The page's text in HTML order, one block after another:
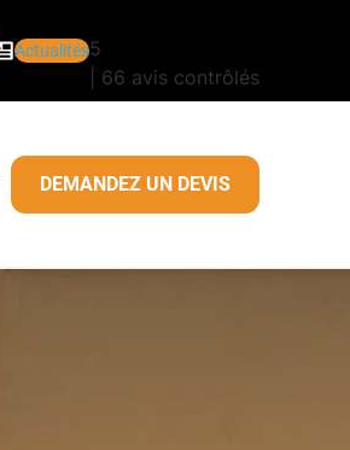
Actualités5
| 66 avis contrôlés
DEMANDEZ UN DEVIS